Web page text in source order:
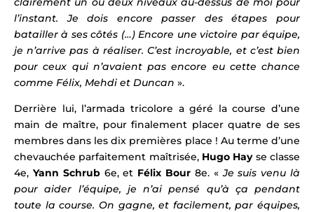
l’instant. Je dois encore passer des étapes pour
batailler à ses côtés (…) Encore une victoire par équipe,
je n’arrive pas à réaliser. C’est incroyable, et c’est bien
pour ceux qui n’avaient pas encore eu cette chance
comme Félix, Mehdi et Duncan ».
Derrière lui, l’armada tricolore a géré la course d’une
main de maître, pour finalement placer quatre de ses
membres dans les dix premières place ! Au terme d’une
chevauchée parfaitement maîtrisée, Hugo Hayse classe
4e, Yann Schrub6e, et Félix Bour 8e. «Je suis venu là
pour aider l’équipe, je n’ai pensé qu’à ça pendant
toute la course. On gagne, et facilement, par équipes,